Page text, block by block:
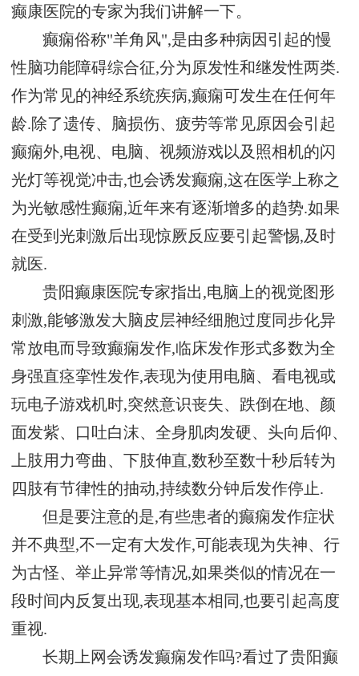
癫康医院的专家为我们讲解一下。
癫痫俗称"羊角风",是由多种病因引起的慢
性脑功能障碍综合征,分为原发性和继发性两类.
作为常见的神经系统疾病,癫痫可发生在任何年
龄.除了遗传、脑损伤、疲劳等常见原因会引起
癫痫外,电视、电脑、视频游戏以及照相机的闪
光灯等视觉冲击,也会诱发癫痫,这在医学上称之
为光敏感性癫痫,近年来有逐渐增多的趋势.如果
在受到光刺激后出现惊厥反应要引起警惕,及时
就医.
贵阳癫康医院专家指出,电脑上的视觉图形
刺激,能够激发大脑皮层神经细胞过度同步化异
常放电而导致癫痫发作,临床发作形式多数为全
身强直痉挛性发作,表现为使用电脑、看电视或
玩电子游戏机时,突然意识丧失、跌倒在地、颜
面发紫、口吐白沫、全身肌肉发硬、头向后仰、
上肢用力弯曲、下肢伸直,数秒至数十秒后转为
四肢有节律性的抽动,持续数分钟后发作停止.
但是要注意的是,有些患者的癫痫发作症状
并不典型,不一定有大发作,可能表现为失神、行
为古怪、举止异常等情况,如果类似的情况在一
段时间内反复出现,表现基本相同,也要引起高度
重视.
长期上网会诱发癫痫发作吗?看过了贵阳癫